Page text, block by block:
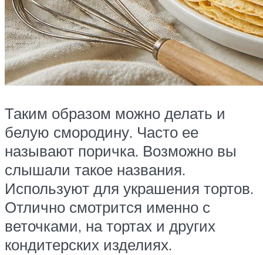
Таким образом можно делать и
белую смородину. Часто ее
называют поричка. Возможно вы
слышали такое названия.
Используют для украшения тортов.
Отлично смотрится именно с
веточками, на тортах и других
кондитерских изделиях.